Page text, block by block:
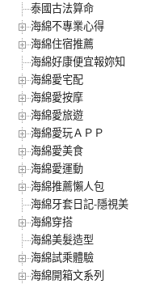
泰國古法算命
海綿不專業心得
海綿住宿推薦
海綿好康便宜報妳知
海綿愛宅配
海綿愛按摩
海綿愛旅遊
海綿愛玩ＡＰＰ
海綿愛美食
海綿愛運動
海綿推薦懶人包
海綿牙套日記-隱視美
海綿穿搭
海綿美髮造型
海綿試乘體驗
海綿開箱文系列